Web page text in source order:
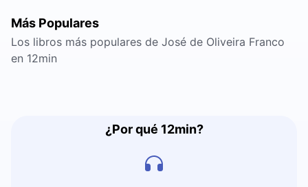
Más Populares
Los libros más populares de José de Oliveira Franco
en 12min
¿Por qué 12min?